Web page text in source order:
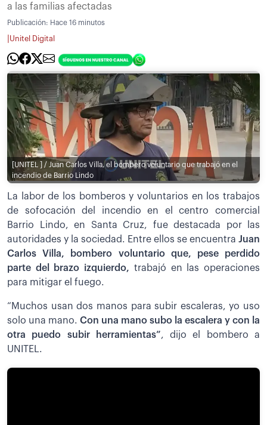
a las familias afectadas
Publicación: Hace 16 minutos
Unitel Digital
[UNITEL ] / Juan Carlos Villa, el bombero voluntario que trabajó en el
incendio de Barrio Lindo
La labor de los bomberos y voluntarios en los trabajos
de sofocación del incendio en el centro comercial
Barrio Lindo, en Santa Cruz, fue destacada por las
autoridades y la sociedad. Entre ellos se encuentra Juan
Carlos Villa, bombero voluntario que, pese perdido
parte del brazo izquierdo, trabajó en las operaciones
para mitigar el fuego.
“Muchos usan dos manos para subir escaleras, yo uso
solo una mano. Con una mano subo la escalera y con la
otra puedo subir herramientas”, dijo el bombero a
UNITEL.